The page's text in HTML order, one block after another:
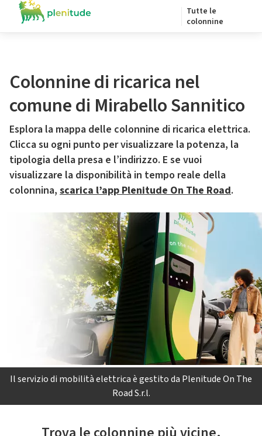
Tutte le
colonnine
Colonnine di ricarica nel
comune di Mirabello Sannitico
Esplora la mappa delle colonnine di ricarica elettrica.
Clicca su ogni punto per visualizzare la potenza, la
tipologia della presa e l’indirizzo. E se vuoi
visualizzare la disponibilità in tempo reale della
colonnina, scarica l’app Plenitude On The Road.
Il servizio di mobilità elettrica è gestito da Plenitude On The
Road S.r.l.